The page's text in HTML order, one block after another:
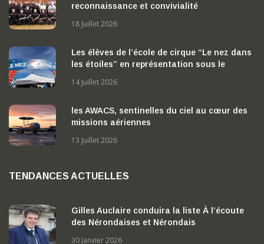
reconnaissance et convivialité
18 Juillet 2026
Les élèves de l’école de cirque “Le nez dans
les étoiles” en représentation sous le
14 Juillet 2026
les AWACS, sentinelles du ciel au cœur des
missions aériennes
13 Juillet 2026
TENDANCES ACTUELLES
Gilles Auclaire conduira la liste À l’écoute
des Nérondaises et Nérondais
30 Janvier 2026